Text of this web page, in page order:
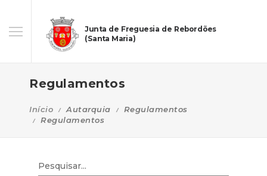
Junta de Freguesia de Rebordões
(Santa Maria)
Regulamentos
Início Autarquia
Regulamentos
Regulamentos